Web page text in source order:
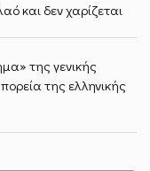
και δεν χαρίζεται
της γενικής
της ελληνικής